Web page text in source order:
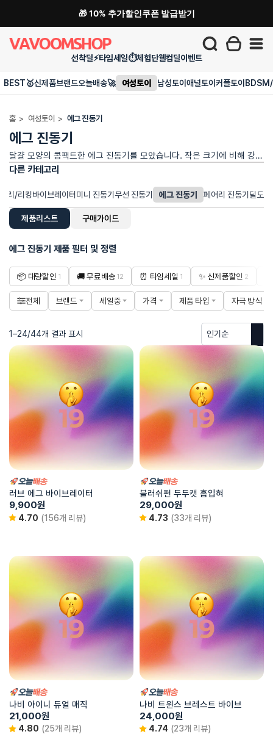
🎁 10% 추가할인쿠폰 발급받기
선착딜⚡타임세일⏱️체험단웰컴딜이벤트
BEST🥇신제품브랜드오늘배송🚀 여성토이 남성토이 애널토이 커플토이
홈 > 여성토이 > 에그 진동기
에그 진동기
달걀 모양의 콤팩트한 에그 진동기를 모았습니다. 작은 크기에 비해 강력한 진동이 특징이고, 삽입과 외부 자극 모두 가능해서 활용도가 높아요. 유선 리모컨부터 무선 원격 조종, 앱 연동 타입까지 다양한 에그 진동기를 비교해 보세요. 오늘배송으로 빠르게 받아볼 수 있습니다.
다른 카테고리
클리/리킹바이브레이터미니 진동기무선 진동기 에그 진동기 페어리 진동기딜도
제품리스트 구매가이드
에그 진동기 제품 필터 및 정렬
📦 대량할인 1 🚚 무료배송 12 ⏰ 타임세일 1 ✨ 신제품할인 2
전체 브랜드 세일중 가격 제품 타입 자극 방식
1–24/44개 결과 표시
러브 에그 바이브레이터
9,900원
4.70 (156개 리뷰)
블러쉬펀 두두캣 흡입혀
29,000원
4.73 (33개 리뷰)
나비 아이니 듀얼 매직
21,000원
4.80 (25개 리뷰)
나비 트윈스 브레스트 바이브
24,000원
4.74 (23개 리뷰)